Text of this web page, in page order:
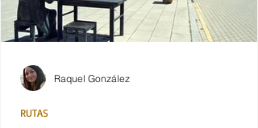
RUTAS
Raquel González